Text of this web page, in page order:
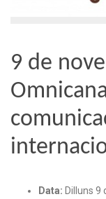
9 de
Data: Dilluns 9